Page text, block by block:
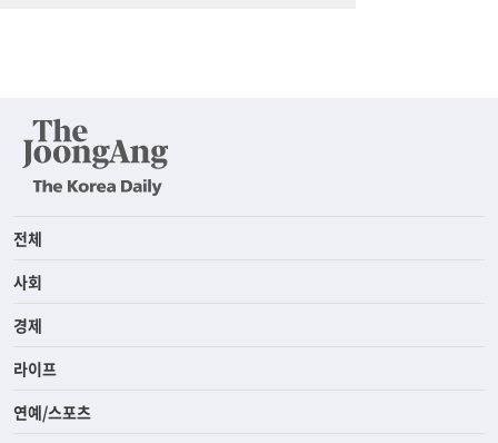
전체
사회
경제
라이프
연예/스포츠